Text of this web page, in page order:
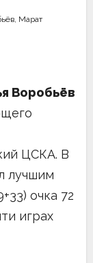
, Марат
Воробьёв
ЦСКА. В
лучшим
очка 72
играх